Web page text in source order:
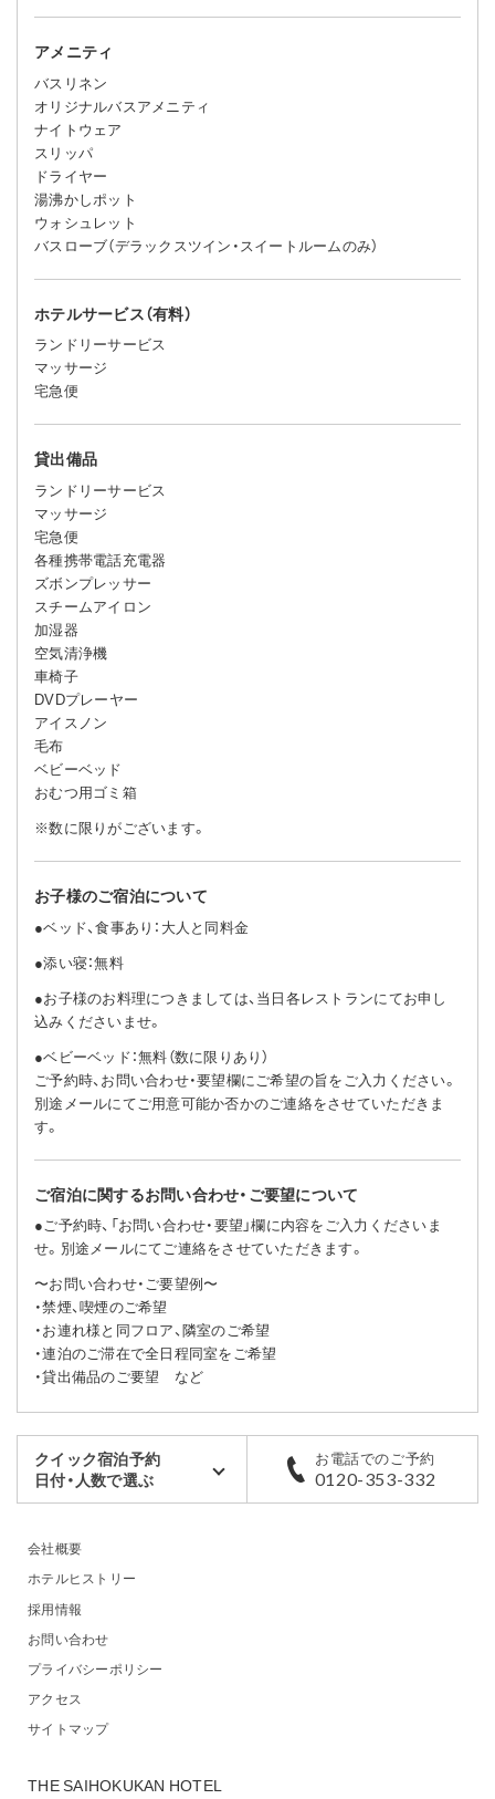
アメニティ
バスリネン
オリジナルバスアメニティ
ナイトウェア
スリッパ
ドライヤー
湯沸かしポット
ウォシュレット
バスローブ（デラックスツイン・スイートルームのみ）
ホテルサービス（有料）
ランドリーサービス
マッサージ
宅急便
貸出備品
ランドリーサービス
マッサージ
宅急便
各種携帯電話充電器
ズボンプレッサー
スチームアイロン
加湿器
空気清浄機
車椅子
DVDプレーヤー
アイスノン
毛布
ベビーベッド
おむつ用ゴミ箱
※数に限りがございます。
お子様のご宿泊について
●ベッド、食事あり：大人と同料金
●添い寝：無料
●お子様のお料理につきましては、当日各レストランにてお申し
込みくださいませ。
●ベビーベッド：無料（数に限りあり）
ご予約時、お問い合わせ・要望欄にご希望の旨をご入力ください。
別途メールにてご用意可能か否かのご連絡をさせていただきま
す。
ご宿泊に関するお問い合わせ・ご要望について
●ご予約時、「お問い合わせ・要望」欄に内容をご入力くださいま
せ。別途メールにてご連絡をさせていただきます。
〜お問い合わせ・ご要望例〜
・禁煙、喫煙のご希望
・お連れ様と同フロア、隣室のご希望
・連泊のご滞在で全日程同室をご希望
・貸出備品のご要望 など
クイック宿泊予約
日付・人数で選ぶ
お電話でのご予約
0120-353-332
会社概要
ホテルヒストリー
採用情報
お問い合わせ
プライバシーポリシー
アクセス
サイトマップ
THE SAIHOKUKAN HOTEL